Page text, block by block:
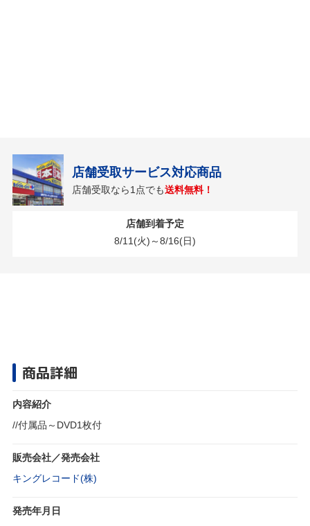
店舗受取サービス対応商品
店舗受取なら1点でも送料無料！
店舗到着予定
8/11(火)～8/16(日)
商品詳細
内容紹介
//付属品～DVD1枚付
販売会社／発売会社
キングレコード(株)
発売年月日